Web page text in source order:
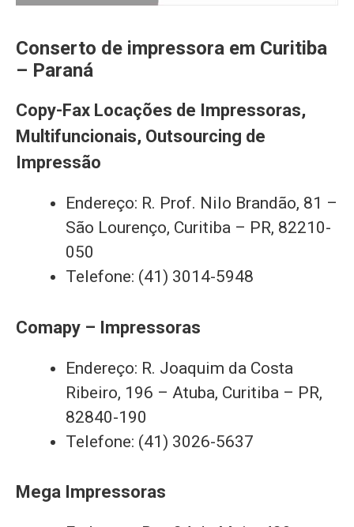
Conserto de impressora em Curitiba
– Paraná
Copy-Fax Locações de Impressoras,
Multifuncionais, Outsourcing de
Impressão
Endereço: R. Prof. Nilo Brandão, 81 –
São Lourenço, Curitiba – PR, 82210-
050
Telefone: (41) 3014-5948
Comapy – Impressoras
Endereço: R. Joaquim da Costa
Ribeiro, 196 – Atuba, Curitiba – PR,
82840-190
Telefone: (41) 3026-5637
Mega Impressoras